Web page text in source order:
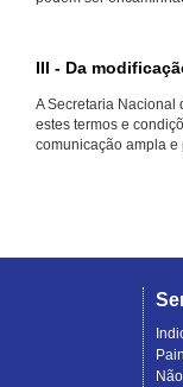
III - Da
A Secretaria Nacional
estes termos e
comunicação ampla e